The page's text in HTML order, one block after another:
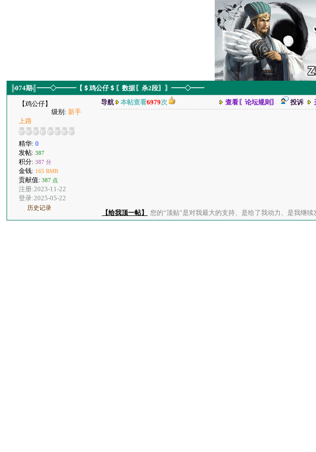
╠074期╣━━◇━━━【＄鸡公仔＄〖数据〖杀2段〗〗━━◇━━
【鸡公仔】
级别: 新手
上路
精华:0
发帖:387
积分:387 分
金钱: 165 RMB
贡献值:387 点
注册:2023-11-22
登录:2025-05-22
历史记录
导航 本帖查看6979次 查看〖论坛规则〗 投诉
【给我顶一帖】 您的“顶贴”是对我最大的支持、是给了我动力、是我继续